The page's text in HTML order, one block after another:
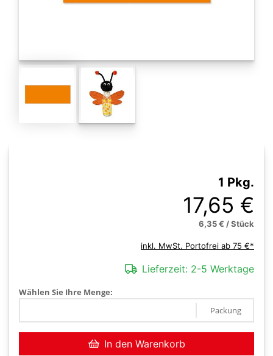
1 Pkg.
17,65 €
6,35 € / Stück
inkl. MwSt. Portofrei ab 75 €*
Lieferzeit: 2-5 Werktage
Wählen Sie Ihre Menge:
Packung
In den Warenkorb